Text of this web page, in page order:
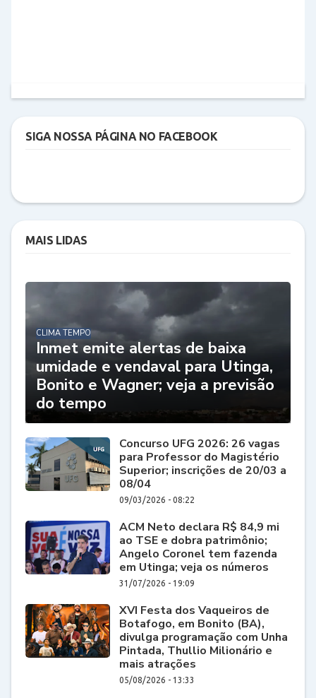
SIGA NOSSA PÁGINA NO FACEBOOK
MAIS LIDAS
CLIMA TEMPO
Inmet emite alertas de baixa
umidade e vendaval para Utinga,
Bonito e Wagner; veja a previsão
do tempo
Concurso UFG 2026: 26 vagas
para Professor do Magistério
Superior; inscrições de 20/03 a
08/04
09/03/2026 - 08:22
ACM Neto declara R$ 84,9 mi
ao TSE e dobra patrimônio;
Angelo Coronel tem fazenda
em Utinga; veja os números
31/07/2026 - 19:09
XVI Festa dos Vaqueiros de
Botafogo, em Bonito (BA),
divulga programação com Unha
Pintada, Thullio Milionário e
mais atrações
05/08/2026 - 13:33